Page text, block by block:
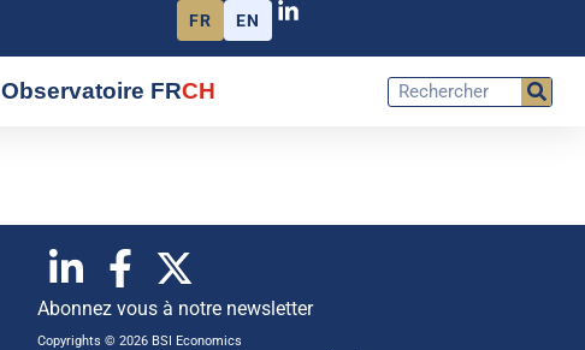
FR EN
Observatoire FRCH
Abonnez vous à notre newsletter
Copyrights © 2026 BSI Economics